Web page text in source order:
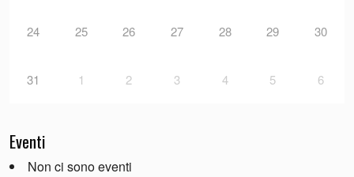
24 25 26 27 28 29 30
31 1 2 3 4 5 6
Eventi
Non ci sono eventi